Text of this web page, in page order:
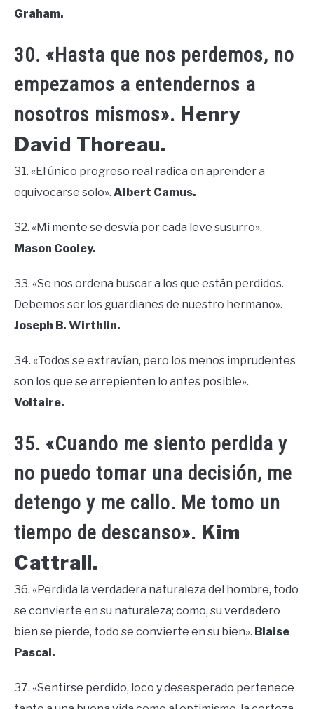
Graham.
30. «Hasta que nos perdemos, no
empezamos a entendernos a
nosotros mismos». Henry
David Thoreau.
31. «El único progreso real radica en aprender a
equivocarse solo». Albert Camus.
32. «Mi mente se desvía por cada leve susurro».
Mason Cooley.
33. «Se nos ordena buscar a los que están perdidos.
Debemos ser los guardianes de nuestro hermano».
Joseph B. Wirthlin.
34. «Todos se extravían, pero los menos imprudentes
son los que se arrepienten lo antes posible».
Voltaire.
35. «Cuando me siento perdida y
no puedo tomar una decisión, me
detengo y me callo. Me tomo un
tiempo de descanso». Kim
Cattrall.
36. «Perdida la verdadera naturaleza del hombre, todo
se convierte en su naturaleza; como, su verdadero
bien se pierde, todo se convierte en su bien». Blaise
Pascal.
37. «Sentirse perdido, loco y desesperado pertenece